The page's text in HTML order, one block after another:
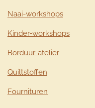
Naai-workshops
Kinder-workshops
Borduur-atelier
Quiltstoffen
Fournituren